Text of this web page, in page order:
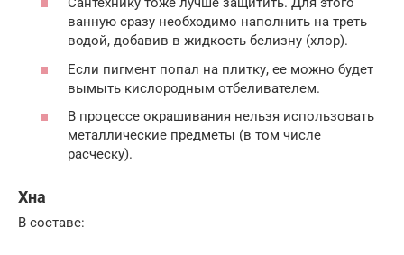
ванную сразу необходимо наполнить на треть
водой, добавив в жидкость белизну (хлор).
Если пигмент попал на плитку, ее можно будет
вымыть кислородным отбеливателем.
В процессе окрашивания нельзя использовать
металлические предметы (в том числе
расческу).
Хна
В составе: